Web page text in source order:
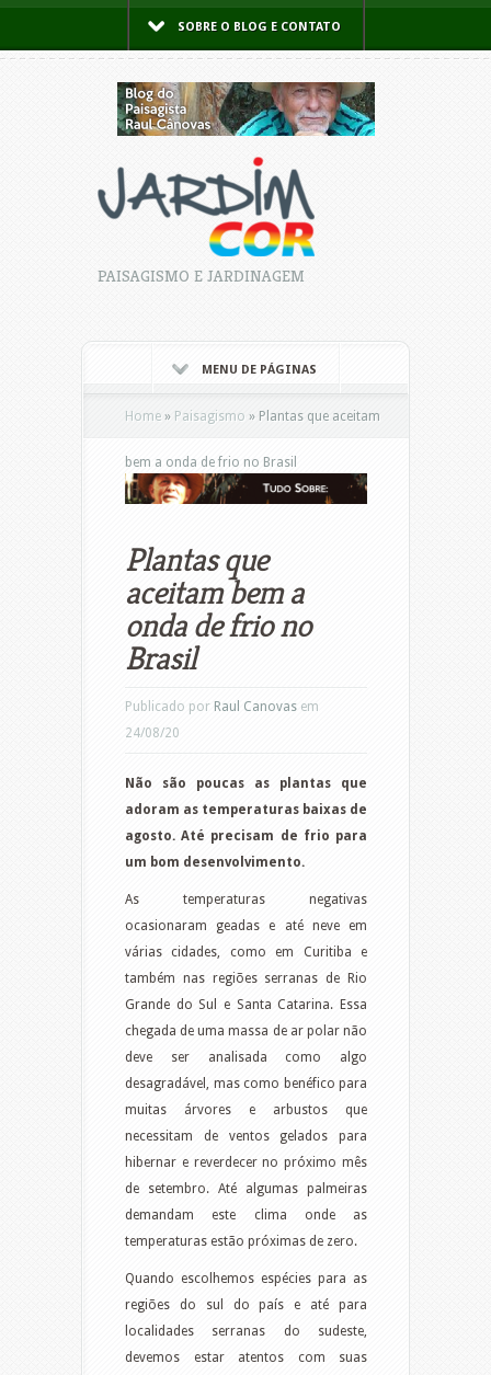
SOBRE O BLOG E CONTATO
PAISAGISMO E JARDINAGEM
MENU DE PÁGINAS
Home » Paisagismo » Plantas que aceitam
bem a onda de frio no Brasil
Plantas que
aceitam bem a
onda de frio no
Brasil
Publicado por Raul Canovas em
24/08/20
Não são poucas as plantas que
adoram as temperaturas baixas de
agosto.Até precisam de frio para
um bom desenvolvimento.
As temperaturas negativas
ocasionaram geadas e até neve em
várias cidades, como em Curitiba e
também nas regiões serranas de Rio
Grande do Sul e Santa Catarina. Essa
chegada de uma massa de ar polar não
deve ser analisada como algo
desagradável, mas como benéfico para
muitas árvores e arbustos que
necessitam de ventos gelados para
hibernar e reverdecer no próximo mês
de setembro. Até algumas palmeiras
demandam este clima onde as
temperaturas estão próximas de zero.
Quando escolhemos espécies para as
regiões do sul do país e até para
localidades serranas do sudeste,
devemos estar atentos com suas